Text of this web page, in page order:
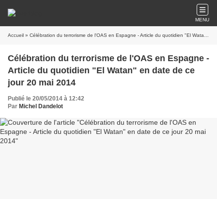
MENU
Accueil » Célébration du terrorisme de l'OAS en Espagne - Article du quotidien "El Watan" en date de ce jour 20 mai 2014
Célébration du terrorisme de l'OAS en Espagne -
Article du quotidien "El Watan" en date de ce
jour 20 mai 2014
Publié le 20/05/2014 à 12:42
Par Michel Dandelot